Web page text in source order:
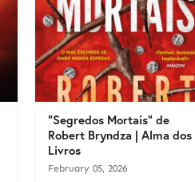
"Segredos Mortais" de
Robert Bryndza | Alma dos
Livros
February 05, 2026